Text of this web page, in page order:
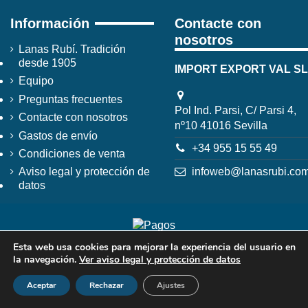
Información
Lanas Rubí. Tradición
desde 1905
Equipo
Preguntas frecuentes
Contacte con nosotros
Gastos de envío
Condiciones de venta
Aviso legal y protección de
datos
Contacte con
nosotros
IMPORT EXPORT VAL SL
Pol Ind. Parsi, C/ Parsi 4,
nº10 41016 Sevilla
+34 955 15 55 49
Esta web usa cookies para mejorar la experiencia del usuario en
la navegación. Ver aviso legal y protección de datos
Aceptar Rechazar Ajustes